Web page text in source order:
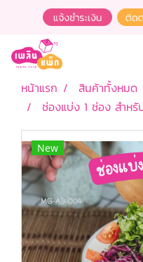
หน้าแรก สินค้าทั้งหมด
ช่องแบ่ง 1 ช่อง สำห
New